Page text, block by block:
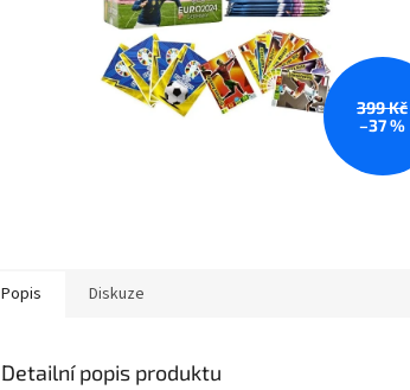
399 Kč
–37 %
Popis Diskuze
Detailní popis produktu